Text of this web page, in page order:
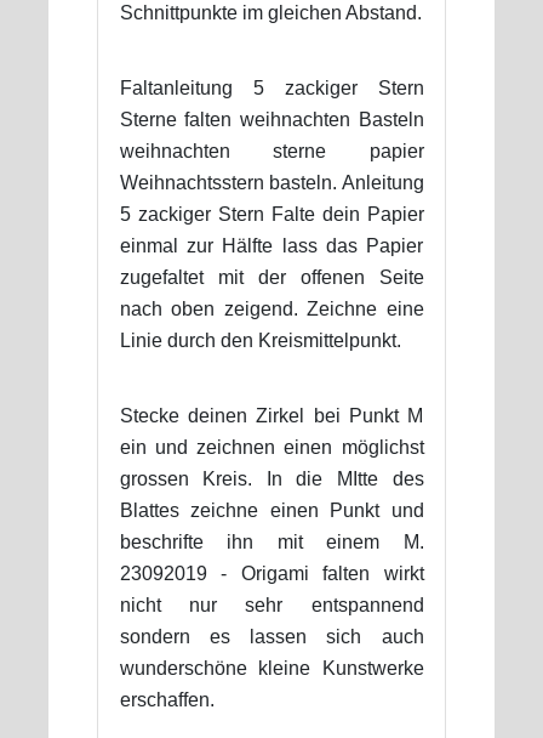
Schnittpunkte im gleichen Abstand.
Faltanleitung 5 zackiger Stern
Sterne falten weihnachten Basteln
weihnachten sterne papier
Weihnachtsstern basteln. Anleitung
5 zackiger Stern Falte dein Papier
einmal zur Hälfte lass das Papier
zugefaltet mit der offenen Seite
nach oben zeigend. Zeichne eine
Linie durch den Kreismittelpunkt.
Stecke deinen Zirkel bei Punkt M
ein und zeichnen einen möglichst
grossen Kreis. In die MItte des
Blattes zeichne einen Punkt und
beschrifte ihn mit einem M.
23092019 - Origami falten wirkt
nicht nur sehr entspannend
sondern es lassen sich auch
wunderschöne kleine Kunstwerke
erschaffen.